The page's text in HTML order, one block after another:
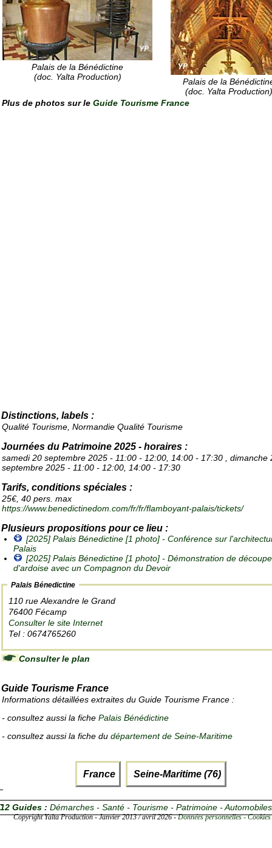
Palais de la Bénédictine
(doc. Yalta Production)
Palais de la
(doc. Yalta Production)
Plus de photos sur le Guide Tourisme France
Distinctions, labels :
Qualité Tourisme, Normandie Qualité Tourisme
Journées du Patrimoine 2025 - horaires :
samedi 20 septembre 2025 - 11:00 - 12:00, 14:00 - 17:30 , dimanche
septembre 2025 - 11:00 - 12:00, 14:00 - 17:30
Tarifs, conditions spéciales :
25€, 40 pers. max
https://www.benedictinedom.com/fr/fr/flamboyant-palais/tickets/
Plusieurs propositions pour ce lieu :
[2025] Palais Bénedictine [1 photo] - Conférence sur
Palais
[2025] Palais Bénedictine [1 photo] - Démonstration de découpe
d'ardoise avec un Compagnon du Devoir
Palais Bénedictine
110 rue Alexandre le Grand
76400 Fécamp
Consulter le site Internet
Tel : 0674765260
Consulter le plan
Guide Tourisme France
Informations détaillées extraites du Guide Tourisme France :
- consultez aussi la fiche Palais Bénédictine
- consultez aussi la fiche du département de Seine-Maritime
France Seine-Maritime (76)
12 Guides : Démarches - Santé - Tourisme - Patrimoine - Automobiles
Copyright Yalta Production - Janvier 2013 / avril 2026 -Données personnelles -